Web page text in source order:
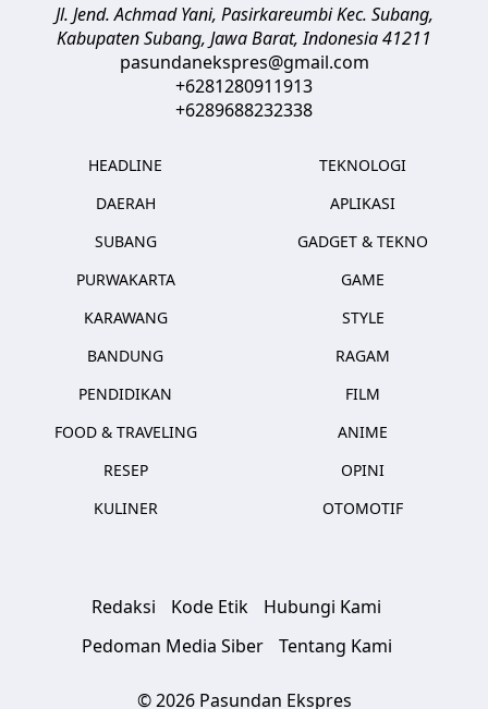
Jl. Jend. Achmad Yani, Pasirkareumbi Kec. Subang,
Kabupaten Subang, Jawa Barat,Indonesia41211
pasundanekspres@gmail.com
+6281280911913
+6289688232338
HEADLINE
DAERAH
SUBANG
PURWAKARTA
KARAWANG
BANDUNG
PENDIDIKAN
FOOD & TRAVELING
RESEP
KULINER
TEKNOLOGI
APLIKASI
GADGET & TEKNO
GAME
STYLE
RAGAM
FILM
ANIME
OPINI
OTOMOTIF
Redaksi Kode Etik
Hubungi Kami
Pedoman Media Siber
Tentang Kami
© 2026 Pasundan Ekspres